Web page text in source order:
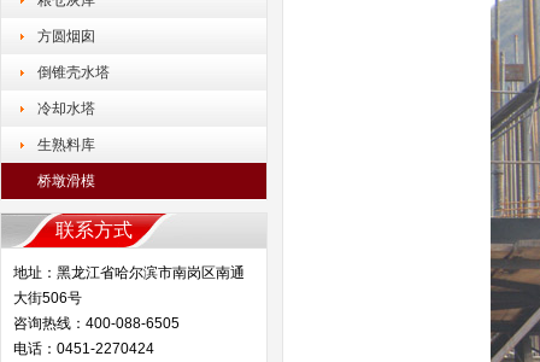
方圆烟囱
倒锥壳水塔
冷却水塔
生熟料库
桥墩滑模
联系方式
地址：黑龙江省哈尔滨市南岗区南通
大街506号
咨询热线：400-088-6505
电话：0451-2270424